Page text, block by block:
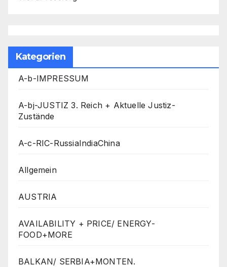
Kategorien
A-b-IMPRESSUM
A-bj-JUSTIZ 3. Reich + Aktuelle Justiz-
Zustände
A-c-RIC-RussiaIndiaChina
Allgemein
AUSTRIA
AVAILABILITY + PRICE/ ENERGY-
FOOD+MORE
BALKAN/ SERBIA+MONTEN.